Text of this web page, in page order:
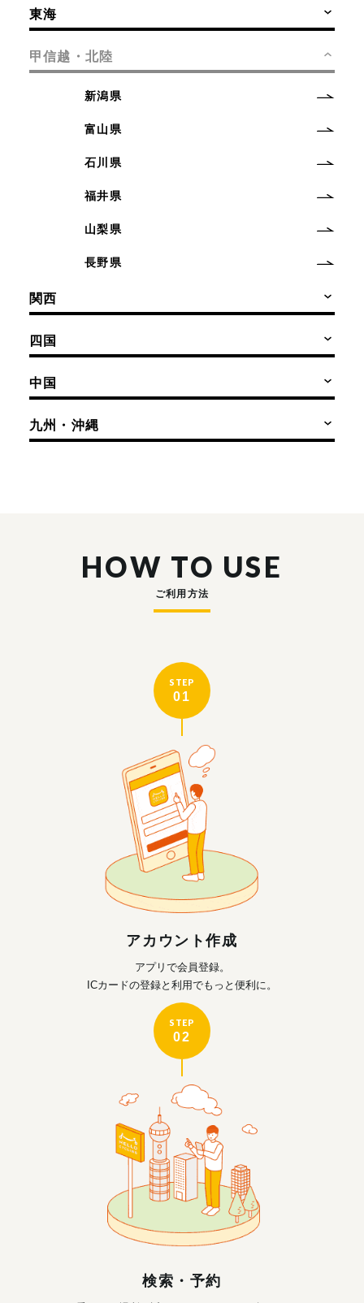
東海
甲信越・北陸
新潟県
富山県
石川県
福井県
山梨県
長野県
関西
四国
中国
九州・沖縄
HOW TO USE
ご利用方法
STEP
01
アカウント作成
アプリで会員登録。
ICカードの登録と利用でもっと便利に。
STEP
02
検索・予約